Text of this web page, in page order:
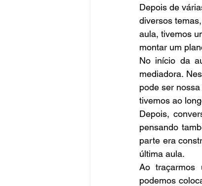
Depois de
diversos
aula, tivemos
montar um
No início da
mediadora.
pode ser
tivemos ao
Depois,
pensando
parte era
última aula.
Ao traçarmos
podemos